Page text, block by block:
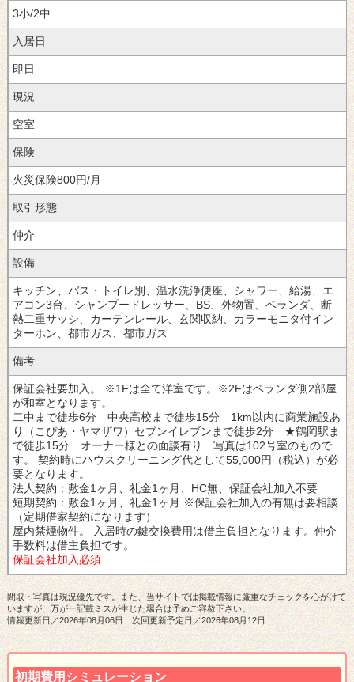
3小/2中
入居日
即日
現況
空室
保険
火災保険800円/月
取引形態
仲介
設備
キッチン、バス・トイレ別、温水洗浄便座、シャワー、給湯、エ
アコン3台、シャンプードレッサー、BS、外物置、ベランダ、断
熱二重サッシ、カーテンレール、玄関収納、カラーモニタ付イン
ターホン、都市ガス、都市ガス
備考
保証会社要加入。
※1Fは全て洋室です。※2Fはベランダ側2部屋
が和室となります。
二中まで徒歩6分 中央高校まで徒歩15分 1km以内に商業施設あ
り（こぴあ・ヤマザワ）セブンイレブンまで徒歩2分 ★鶴岡駅ま
で徒歩15分 オーナー様との面談有り 写真は102号室のもので
す。 契約時にハウスクリーニング代として55,000円（税込）が必
要となります。
法人契約：敷金1ヶ月、礼金1ヶ月、HC無、保証会社加入不要
短期契約：敷金1ヶ月、礼金1ヶ月 ※保証会社加入の有無は要相談
（定期借家契約になります）
屋内禁煙物件。
入居時の鍵交換費用は借主負担となります。 仲介
手数料は借主負担です。
保証会社加入必須
間取・写真は現況優先です。また、当サイトでは掲載情報に厳重なチェックを心がけて
いますが、万が一記載ミスが生じた場合は予めご容赦下さい。
情報更新日／2026年08月06日 次回更新予定日／2026年08月12日